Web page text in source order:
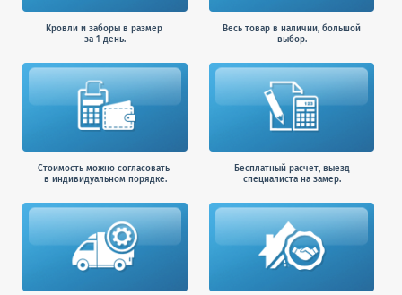
Кровли и заборы в размер
за 1 день.
Весь товар в наличии, большой
выбор.
Стоимость можно согласовать
в индивидуальном порядке.
Бесплатный расчет, выезд
специалиста на замер.